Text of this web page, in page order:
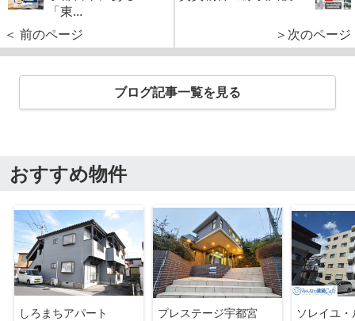
「東...
＜ 前のページ
＞次のページ
ブログ記事一覧を見る
おすすめ物件
しろまちアパート
プレステージ宇都宮
ソレイユ